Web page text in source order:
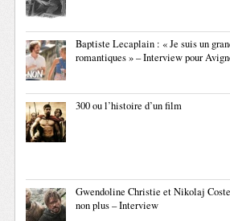
Baptiste Lecaplain : « Je suis un
romantiques » – Interview pour
300 ou l’histoire d’un film
Gwendoline Christie et Nikolaj
non plus – Interview